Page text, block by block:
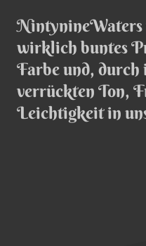
NintynineWaters
wirklich buntes
Farbe und, durch
verrückten Ton,
Leichtigkeit in